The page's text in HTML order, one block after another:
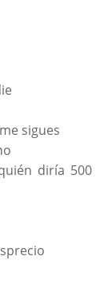
sigues
diría 500